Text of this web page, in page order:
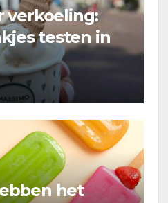
verkoeling:
testen in
het